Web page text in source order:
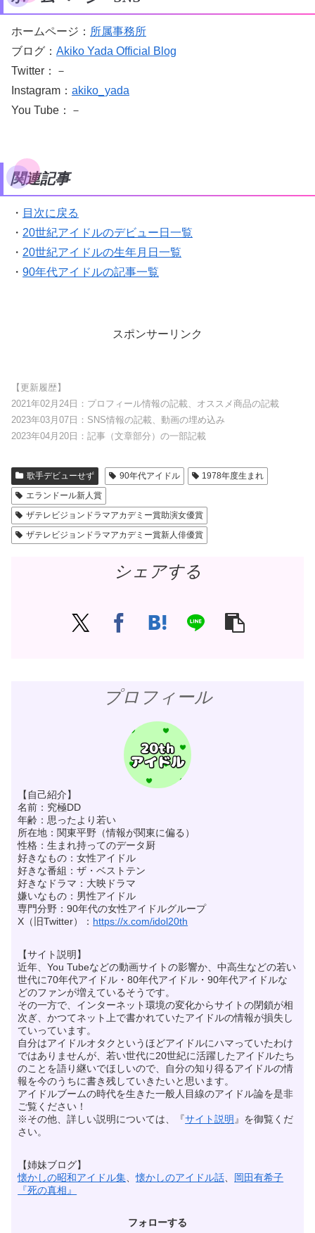
ホームページ： 所属事務所
ブログ： Akiko Yada Official Blog
Twitter：－
Instagram： akiko_yada
You Tube：－
関連記事
・ 目次に戻る
・ 20世紀アイドルのデビュー日一覧
・ 20世紀アイドルの生年月日一覧
・ 90年代アイドルの記事一覧
スポンサーリンク
【更新履歴】
2021年02月24日：プロフィール情報の記載、オススメ商品の記載
2023年03月07日：SNS情報の記載、動画の埋め込み
2023年04月20日：記事（文章部分）の一部記載
歌手デビューせず 90年代アイドル
1978年度生まれ
エランドール新人賞
ザテレビジョンドラマアカデミー賞助演女優賞
ザテレビジョンドラマアカデミー賞新人俳優賞
シェアする
プロフィール
【自己紹介】
名前：究極DD
年齢：思ったより若い
所在地：関東平野（情報が関東に偏る）
性格：生まれ持ってのデータ厨
好きなもの：女性アイドル
好きな番組：ザ・ベストテン
好きなドラマ：大映ドラマ
嫌いなもの：男性アイドル
専門分野：90年代の女性アイドルグループ
X（旧Twitter）： https://x.com/idol20th
【サイト説明】
近年、You Tubeなどの動画サイトの影響か、中高生などの若い
世代に70年代アイドル・80年代アイドル・90年代アイドルな
どのファンが増えているそうです。
その一方で、インターネット環境の変化からサイトの閉鎖が相
次ぎ、かつてネット上で書かれていたアイドルの情報が損失し
ていっています。
自分はアイドルオタクというほどアイドルにハマっていたわけ
ではありませんが、若い世代に20世紀に活躍したアイドルたち
のことを語り継いでほしいので、自分の知り得るアイドルの情
報を今のうちに書き残していきたいと思います。
アイドルブームの時代を生きた一般人目線のアイドル論を是非
ご覧ください！
※その他、詳しい説明については、『サイト説明 』を御覧くだ
さい。
【姉妹ブログ】
懐かしの昭和アイドル集 、懐かしのアイドル話
岡田有希子
『死の真相』
フォローする